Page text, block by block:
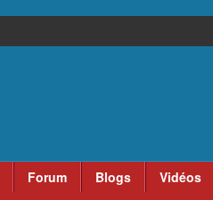
Forum Blogs Vidéos